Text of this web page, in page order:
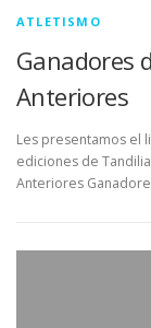
ATLETISMO
Ganadores
Anteriores
Les presentamos el
ediciones de
Anteriores